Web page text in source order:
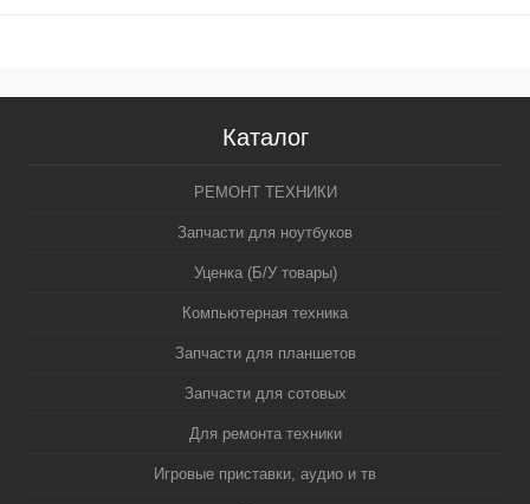
корзину
Каталог
РЕМОНТ ТЕХНИКИ
Запчасти для ноутбуков
Уценка (Б/У товары)
Компьютерная техника
Запчасти для планшетов
Запчасти для сотовых
Для ремонта техники
Игровые приставки, аудио и тв